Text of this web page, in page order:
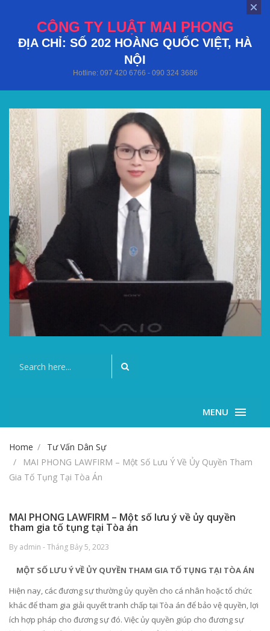
CÔNG TY LUẬT MAI PHONG
ĐỊA CHỈ: SỐ 202 HOÀNG QUỐC VIỆT, HÀ
NỘI
Hotline: 097 420 6766 - 090 324 3686
MENU
Home
Tư Vấn Dân Sự
MAI PHONG LAWFIRM – Một Số Lưu Ý Về Ủy Quyền Tham
Gia Tố Tụng Tại Tòa Án
MAI PHONG LAWFIRM – Một số lưu ý về ủy quyền
tham gia tố tụng tại Tòa án
By admin - Tháng Bảy 5, 2023
MỘT SỐ LƯU Ý VỀ ỦY QUYỀN THAM GIA TỐ TỤNG TẠI TÒA ÁN
Hiện nay, các đương sự thường ủy quyền cho cá nhân hoặc tổ chức
khác để tham gia giải quyết tranh chấp tại Tòa án để bảo vệ quyền, lợi
ích hợp pháp cho đương sự đó. Việc ủy quyền giúp cho đương sự